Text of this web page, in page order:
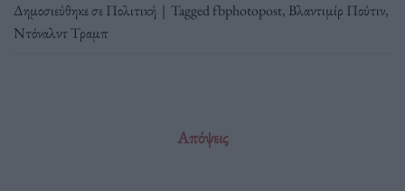
Δημοσιεύθηκε σεΠολιτική | Taggedfbphotopost, Βλαντιμίρ Πούτιν,
Ντόναλντ Τραμπ
Απόψεις